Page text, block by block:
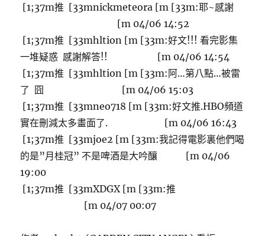
[1;37m推 [33mnickmeteora [m [33m:耶~感謝
[m 04/06 14:52
[1;37m推 [33mhltion [m [33m:好文!!! 看完影集
一堆疑惑 感謝解答!! [m 04/06 14:54
[1;37m推 [33mhltion [m [33m:阿…第八點…被雷
了 囧 [m 04/06 15:03
[1;37m推 [33mneo718 [m [33m:好文推.HBO頻道
實在刪減太多畫面了. [m 04/06 16:43
[1;37m推 [33mjoe2 [m [33m:我記得電影裏他們喝
的是”月桂冠” 不是啤酒是大吟釀 [m 04/06
19:00
[1;37m推 [33mXDGX [m [33m:推
[m 04/07 00:07